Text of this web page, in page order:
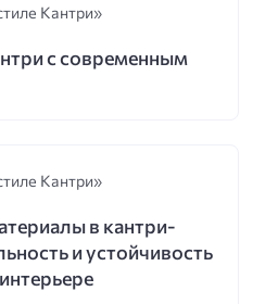
Кантри»
с современным
Кантри»
в кантри-
и устойчивость